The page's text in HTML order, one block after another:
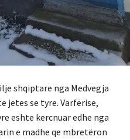
shqiptare nga Medvegja
jetes se tyre. Varfërise,
eshte kercnuar edhe nga
e madhe qe mbretëron